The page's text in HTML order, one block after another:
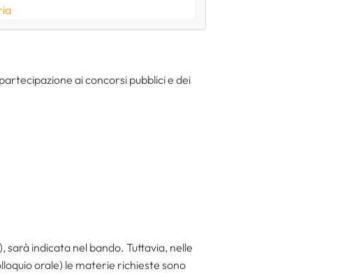
ai concorsi pubblici e dei
sarà indicata nel bando. Tuttavia, nelle
orale) le materie richieste sono